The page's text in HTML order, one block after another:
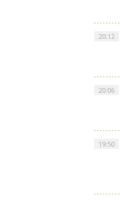
20:12
20:06
19:50